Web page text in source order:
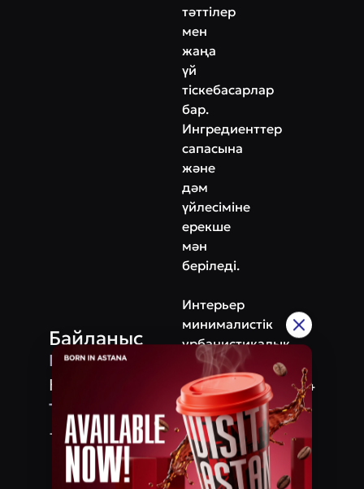
тәттілер
мен
жаңа
үй
тіскебасарлар
бар.
Ингредиенттер
сапасына
және
дәм
үйлесіміне
ерекше
мән
беріледі.
Интерьер
минималистік
урбанистикалық
стильде:
кеңістік,
табиғи
материалдар
және
айқын
формалар
Байланыс
Мекенжай
Қабанбай батыр проспектi, 60/14
Телефон
+7‒771‒103‒03‒00